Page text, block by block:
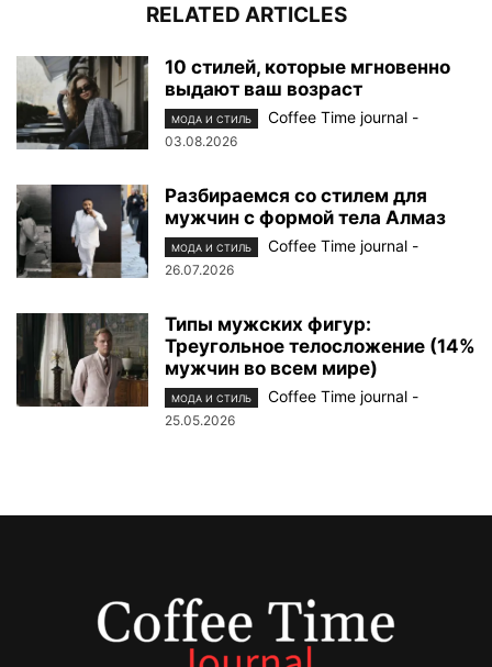
RELATED ARTICLES
10 стилей, которые мгновенно
выдают ваш возраст
МОДА И СТИЛЬ Coffee Time journal -
03.08.2026
Разбираемся со стилем для
мужчин с формой тела Алмаз
МОДА И СТИЛЬ Coffee Time journal -
26.07.2026
Типы мужских фигур:
Треугольное телосложение (14%
мужчин во всем мире)
МОДА И СТИЛЬ Coffee Time journal -
25.05.2026